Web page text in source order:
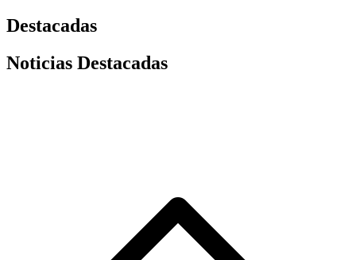
Destacadas
Noticias Destacadas